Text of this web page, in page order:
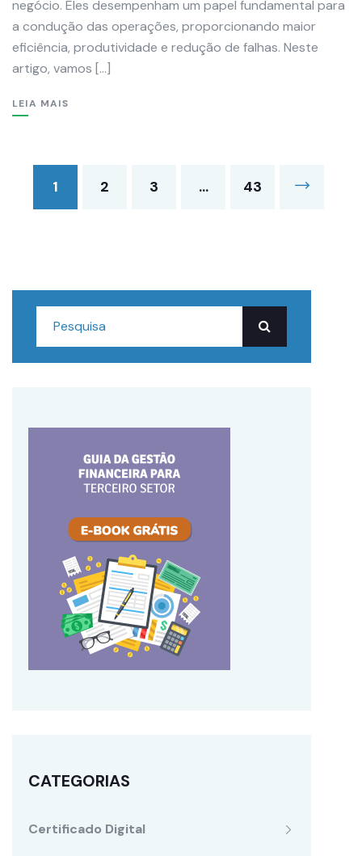
negócio. Eles desempenham um papel fundamental para
a condução das operações, proporcionando maior
eficiência, produtividade e redução de falhas. Neste
artigo, vamos […]
LEIA MAIS
1 2 3 … 43
CATEGORIAS
Certificado Digital